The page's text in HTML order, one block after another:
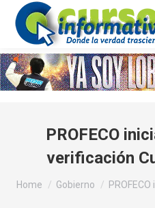
PROFECO
verificación
You are here:
Home Gobierno